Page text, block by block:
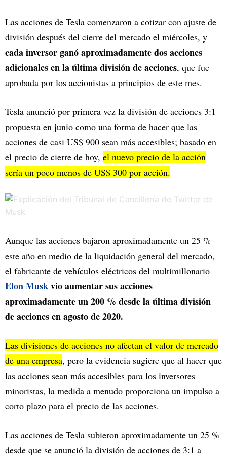
Las acciones de Tesla comenzaron a cotizar con ajuste de
división después del cierre del mercado el miércoles, y
cada inversor ganó aproximadamente dos acciones
adicionales en la última división de acciones, que fue
aprobada por los accionistas a principios de este mes.
Tesla anunció por primera vez la división de acciones 3:1
propuesta en junio como una forma de hacer que las
acciones de casi US$ 900 sean más accesibles; basado en
el precio de cierre de hoy, el nuevo precio de la acción
sería un poco menos de US$ 300 por acción.
Aunque las acciones bajaron aproximadamente un 25 %
este año en medio de la liquidación general del mercado,
el fabricante de vehículos eléctricos del multimillonario
Elon Muskvio aumentar sus acciones
aproximadamente un 200 % desde la última división
de acciones en agosto de 2020.
Las divisiones de acciones no afectan el valor de mercado
de una empresa, pero la evidencia sugiere que al hacer que
las acciones sean más accesibles para los inversores
minoristas, la medida a menudo proporciona un impulso a
corto plazo para el precio de las acciones.
Las acciones de Tesla subieron aproximadamente un 25 %
desde que se anunció la división de acciones de 3:1 a